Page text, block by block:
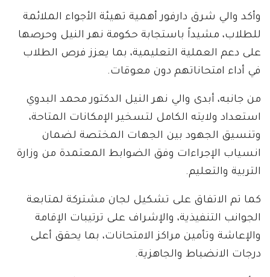
وأكد والي شرق دارفور أهمية تهيئة الأجواء الملائمة
للطلاب، مشيداً باستجابة حكومة نهر النيل وحرصها
على دعم العملية التعليمية، بما يعزز فرص الطلاب
في أداء امتحاناتهم دون معوقات.
من جانبه، أبدى والي نهر النيل الدكتور محمد البدوي
استعداد ولايته الكامل لتسخير الإمكانات المتاحة،
وتنسيق الجهود بين الجهات المختصة لضمان
انسياب الإجراءات وفق الضوابط المعتمدة من وزارة
التربية والتعليم.
كما تم الاتفاق على تشكيل لجان مشتركة لمتابعة
الجوانب التنفيذية، والإشراف على ترتيبات الإقامة
والإعاشة وتأمين مراكز الامتحانات، بما يحقق أعلى
درجات الانضباط والجاهزية.